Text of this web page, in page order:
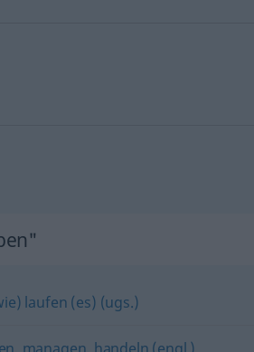
laufen (es) (ugs.)
, managen, handeln (engl.)